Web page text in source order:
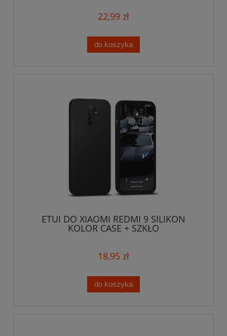
22,99 zł
do koszyka
ETUI DO XIAOMI REDMI 9 SILIKON
KOLOR CASE + SZKŁO
18,95 zł
do koszyka